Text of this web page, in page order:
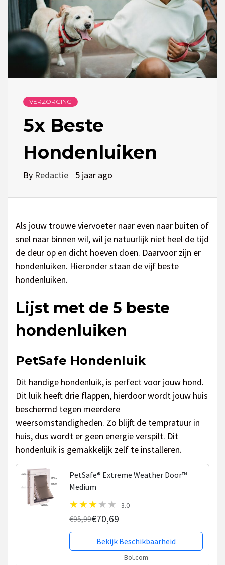
VERZORGING
5x Beste
Hondenluiken
By Redactie 5 jaar ago
Als jouw trouwe viervoeter naar even naar buiten of
snel naar binnen wil, wil je natuurlijk niet heel de tijd
de deur op en dicht hoeven doen. Daarvoor zijn er
hondenluiken. Hieronder staan de vijf beste
hondenluiken.
Lijst met de 5 beste
hondenluiken
PetSafe Hondenluik
Dit handige hondenluik, is perfect voor jouw hond.
Dit luik heeft drie flappen, hierdoor wordt jouw huis
beschermd tegen meerdere
weersomstandigheden. Zo blijft de tempratuur in
huis, dus wordt er geen energie verspilt. Dit
hondenluik is gemakkelijk zelf te installeren.
PetSafe® Extreme Weather Door™
Medium
3.0
€95,99€70,69
Bekijk Beschikbaarheid
Bol.com